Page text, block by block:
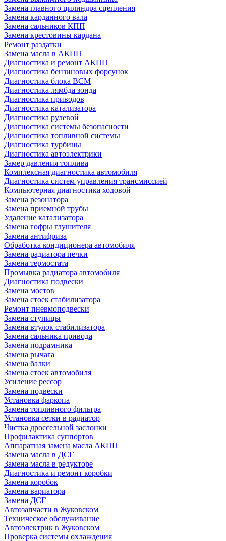
Замена главного цилиндра сцепления
Замена карданного вала
Замена сальников КПП
Замена крестовины кардана
Ремонт раздатки
Замена масла в АКПП
Диагностика и ремонт АКПП
Диагностика бензиновых форсунок
Диагностика блока BCM
Диагностика лямбда зонда
Диагностика приводов
Диагностика катализатора
Диагностика рулевой
Диагностика системы безопасности
Диагностика топливной системы
Диагностика турбины
Диагностика автоэлектрики
Замер давления топлива
Комплексная диагностика автомобиля
Диагностика систем управления трансмиссией
Компьютерная диагностика ходовой
Замена резонатора
Замена приемной трубы
Удаление катализатора
Замена гофры глушителя
Замена антифриза
Обработка кондиционера автомобиля
Замена радиатора печки
Замена термостата
Промывка радиатора автомобиля
Диагностика подвески
Замена мостов
Замена стоек стабилизатора
Ремонт пневмоподвески
Замена ступицы
Замена втулок стабилизатора
Замена сальника привода
Замена подрамника
Замена рычага
Замена балки
Замена стоек автомобиля
Усиление рессор
Замена подвески
Установка фаркопа
Замена топливного фильтра
Установка сетки в радиатор
Чистка дроссельной заслонки
Профилактика суппортов
Аппаратная замена масла АКПП
Замена масла в ДСГ
Замена масла в редукторе
Диагностика и ремонт коробки
Замена коробок
Замена вариатора
Замена ДСГ
Автозапчасти в Жуковском
Техническое обслуживание
Автоэлектрик в Жуковском
Проверка системы охлаждения